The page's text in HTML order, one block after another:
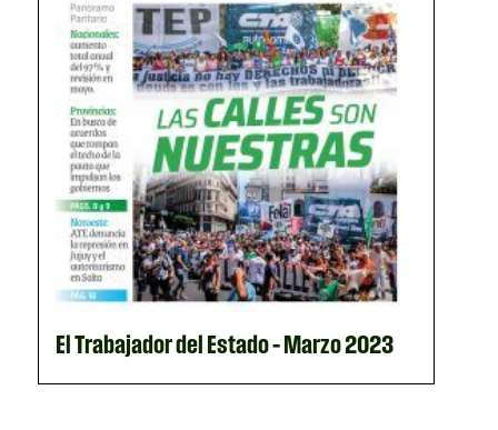
El Trabajador del Estado – Marzo 2023